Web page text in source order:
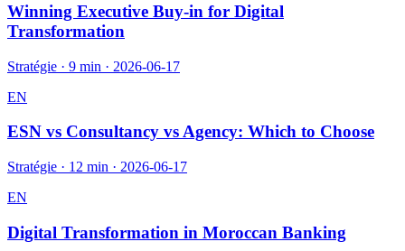
Winning Executive Buy-in for Digital
Transformation
Stratégie · 9 min · 2026-06-17
EN
ESN vs Consultancy vs Agency: Which to Choose
Stratégie · 12 min · 2026-06-17
EN
Digital Transformation in Moroccan Banking